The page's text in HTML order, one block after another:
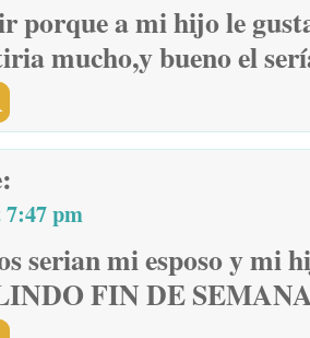
porque a mi hijo le
mucho,y bueno el
pm
serian mi esposo y mi
FIN DE